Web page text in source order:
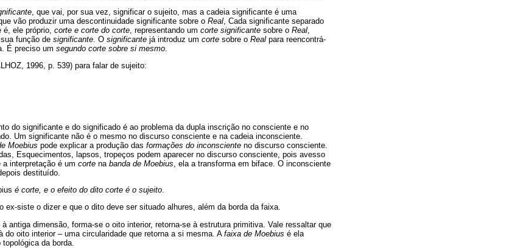
, que vai, por sua vez, significar o sujeito, mas a cadeia significante é uma
vão produzir uma descontinuidade significante sobre o Real , Cada significante separado
ele próprio, corte e corte do corte , representando um corte significante sobre o Real
função de significante . O significante já introduz um corte sobre o Real para reencontrá-
É preciso um segundo corte sobre si mesmo
1996, p. 539) para falar de sujeito:
do significante e do significado é ao problema da dupla inscrição no consciente e no
Um significante não é o mesmo no discurso consciente e na cadeia inconsciente.
Moebius pode explicar a produção das formações do inconsciente no discurso consciente.
Esquecimentos, lapsos, tropeços podem aparecer no discurso consciente, pois avesso
interpretação é um corte na banda de Moebius, ela a transforma em biface. O inconsciente
destituído.
é corte, e o efeito do dito corte é o sujeito.
ex-siste o dizer e que o dito deve ser situado alhures, além da borda da faixa.
antiga dimensão, forma-se o oito interior, retorna-se à estrutura primitiva. Vale ressaltar que
do oito interior – uma circularidade que retorna a si mesma. A faixa de Moebius é ela
da borda.